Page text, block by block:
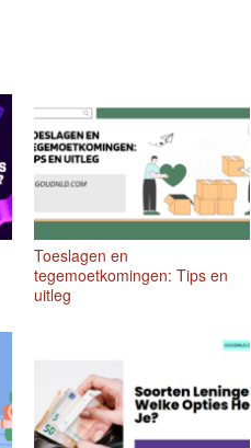
Toeslagen en
tegemoetkomingen: Tips en
uitleg